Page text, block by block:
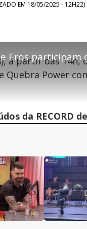
EM 18/05/2025 - 12H22)
a partir das 14h,
Quebra Power
da RECORD